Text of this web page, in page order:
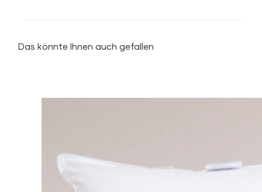
Das könnte Ihnen auch gefallen